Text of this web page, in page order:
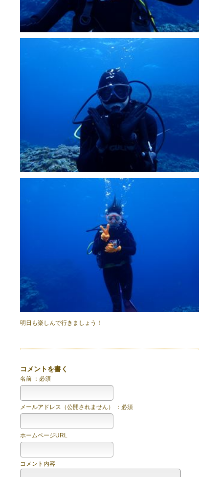
明日も楽しんで行きましょう！
コメントを書く
名前 ：必須
メールアドレス（公開されません） ：必須
ホームページURL
コメント内容